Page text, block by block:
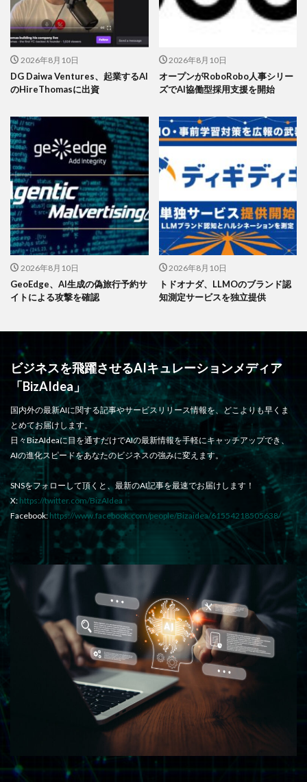
2026年8月10日
DG Daiwa Ventures、起業するAI
のHireThomasに出資
2026年8月10日
オープンがRoboRobo人事シリー
ズでAI協働型採用支援を開始
2026年8月10日
GeoEdge、AI生成の偽旅行予約サ
イトによる攻撃を確認
2026年8月10日
トドオナダ、LLMOのブランド認
知測定サービスを独立提供
ビジネスを飛躍させるAIキュレーションメディア
「BizAIdea」
国内外の最新AIに関する記事やサービスリリース情報を、どこよりも早くま
とめてお届けします。
日々BizAIdeaに目を通すだけでAIの最新情報を手軽にキャッチアップでき、
AIの進化スピードをあなたのビジネスの強みに変えます。
SNSをフォローして頂くと、最新のAI記事を最速でお届けします！
X: https://twitter.com/BizAIdea
Facebook: https://www.facebook.com/people/Bizaidea/61554218505638/